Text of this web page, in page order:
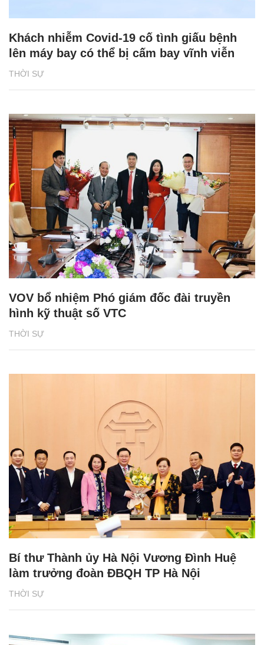
THỜI SỰ
Khách nhiễm Covid-19 cố tình giấu bệnh
lên máy bay có thể bị cấm bay vĩnh viễn
THỜI SỰ
VOV bổ nhiệm Phó giám đốc đài truyền
hình kỹ thuật số VTC
THỜI SỰ
Bí thư Thành ủy Hà Nội Vương Đình Huệ
làm trưởng đoàn ĐBQH TP Hà Nội